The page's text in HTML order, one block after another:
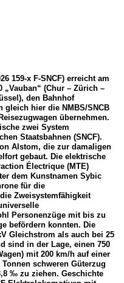
159-x F-SNCF) erreicht am
„Vauban“ (Chur – Zürich –
den Bahnhof
gleich hier die NMBS/SNCB
übernehmen.
zwei System
Staatsbahnen (SNCF).
Alstom, die zur damaligen
gebaut. Die elektrische
Électrique (MTE)
dem Kunstnamen Sybic
für die
Zweisystemfähigkeit
Personenzüge mit bis zu
befördern konnten. Die
Gleichstrom als auch bei 25
sind in der Lage, einen 750
mit 200 km/h auf einer
schweren Güterzug
‰ zu ziehen. Geschichte